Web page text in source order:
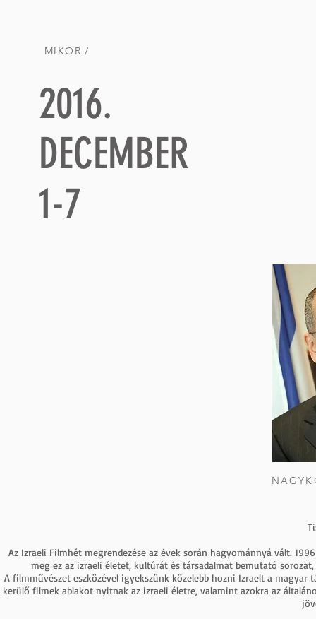
MIKOR /
2016.
DECEMBER
1-7
Az Izraeli Filmhét megrendezése az évek során hagyománnyá vált.
meg ez az izraeli életet, kultúrát és társadalmat bemutató
A filmművészet eszközével igyekszünk közelebb hozni Izraelt a magyar
kerülő filmek ablakot nyitnak az izraeli életre, valamint azokra az